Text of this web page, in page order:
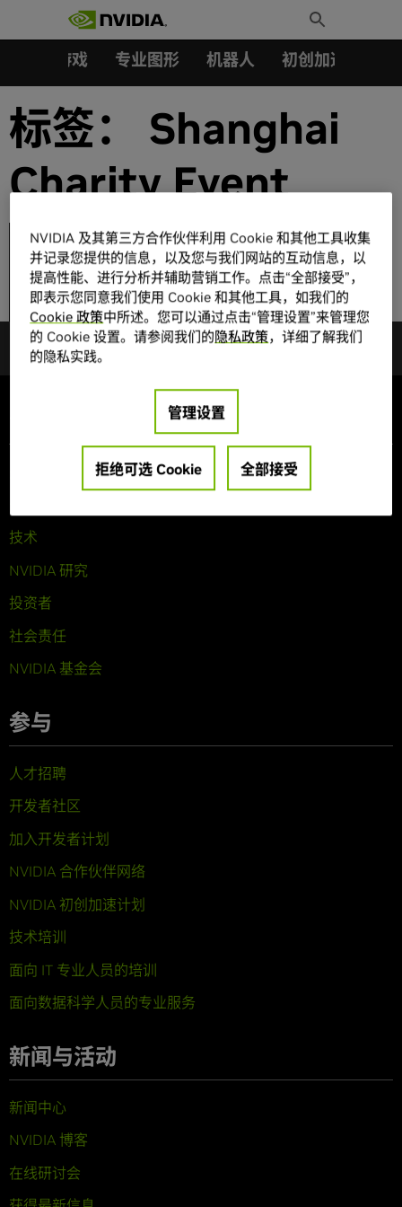
Toggle
Search
游戏 专业图形 机器人 初创加速会员成
标签： Shanghai
Charity Event
梅林小学2015图书馆
活动日
技术
NVIDIA 研究
投资者
社会责任
NVIDIA 基金会
参与
人才招聘
开发者社区
加入开发者计划
NVIDIA 合作伙伴网络
NVIDIA 初创加速计划
技术培训
面向 IT 专业人员的培训
面向数据科学人员的专业服务
新闻与活动
新闻中心
NVIDIA 博客
在线研讨会
NVIDIA 及其第三方合作伙伴利用 Cookie 和其他工具收集
并记录您提供的信息，以及您与我们网站的互动信息，以
提高性能、进行分析并辅助营销工作。点击“全部接受”，
即表示您同意我们使用 Cookie 和其他工具，如我们的
Cookie 政策中所述。您可以通过点击“管理设置”来管理您
的 Cookie 设置。请参阅我们的隐私政策，详细了解我们
的隐私实践。
管理设置
拒绝可选 Cookie 全部接受